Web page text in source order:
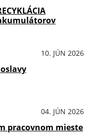
10. JÚN 2026
04. JÚN 2026
pracovnom mieste